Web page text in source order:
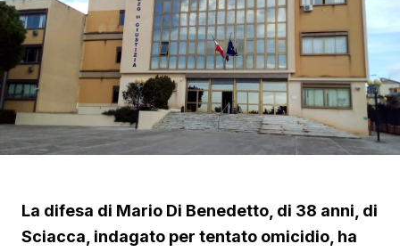
La difesa di Mario Di Benedetto, di 38 anni, di
Sciacca, indagato per tentato omicidio, ha